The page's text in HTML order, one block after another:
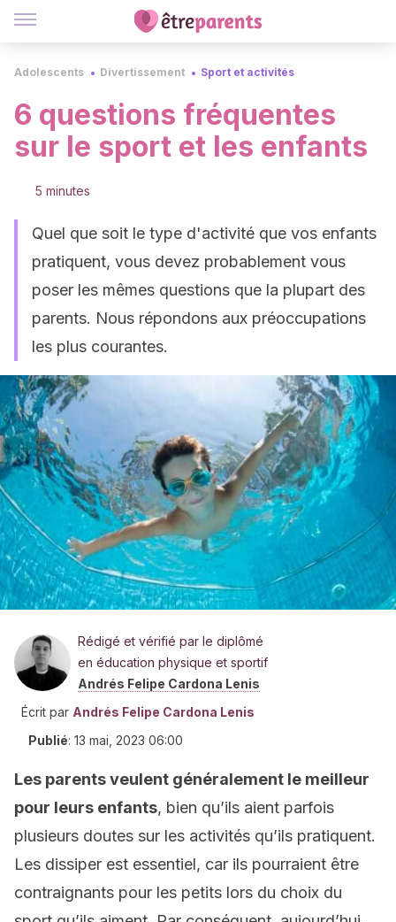
Adolescents Divertissement Sport et activités
6 questions fréquentes
sur le sport et les enfants
5 minutes
Quel que soit le type d'activité que vos enfants
pratiquent, vous devez probablement vous
poser les mêmes questions que la plupart des
parents. Nous répondons aux préoccupations
les plus courantes.
Rédigé et vérifié par le diplômé
en éducation physique et sportif
Andrés Felipe Cardona Lenis
Écrit par Andrés Felipe Cardona Lenis
Publié: 13 mai, 2023 06:00
Les parents veulent généralement le meilleur
pour leurs enfants, bien qu’ils aient parfois
plusieurs doutes sur les activités qu’ils pratiquent.
Les dissiper est essentiel, car ils pourraient être
contraignants pour les petits lors du choix du